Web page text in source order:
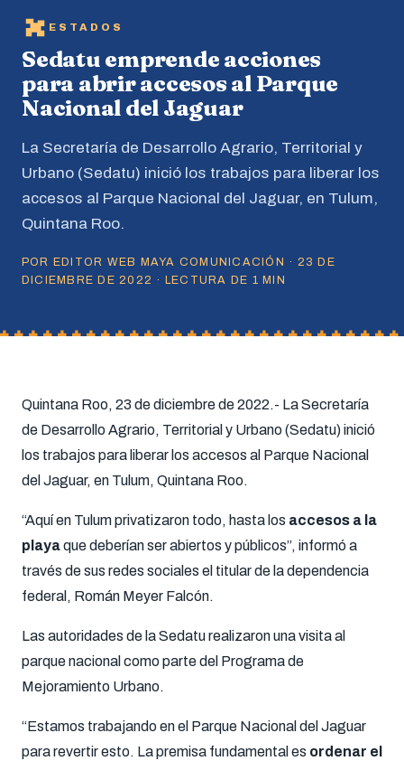
ESTADOS
Sedatu emprende acciones
para abrir accesos al Parque
Nacional del Jaguar
La Secretaría de Desarrollo Agrario, Territorial y
Urbano (Sedatu) inició los trabajos para liberar los
accesos al Parque Nacional del Jaguar, en Tulum,
Quintana Roo.
POR EDITOR WEB MAYA COMUNICACIÓN · 23 DE
DICIEMBRE DE 2022 · LECTURA DE 1 MIN
Quintana Roo, 23 de diciembre de 2022.- La Secretaría
de Desarrollo Agrario, Territorial y Urbano (Sedatu) inició
los trabajos para liberar los accesos al Parque Nacional
del Jaguar, en Tulum, Quintana Roo.
“Aquí en Tulum privatizaron todo, hasta los accesos a la
playaque deberían ser abiertos y públicos”, informó a
través de sus redes sociales el titular de la dependencia
federal, Román Meyer Falcón.
Las autoridades de la Sedatu realizaron una visita al
parque nacional como parte del Programa de
Mejoramiento Urbano.
“Estamos trabajando en el Parque Nacional del Jaguar
para revertir esto. La premisa fundamental es ordenar el